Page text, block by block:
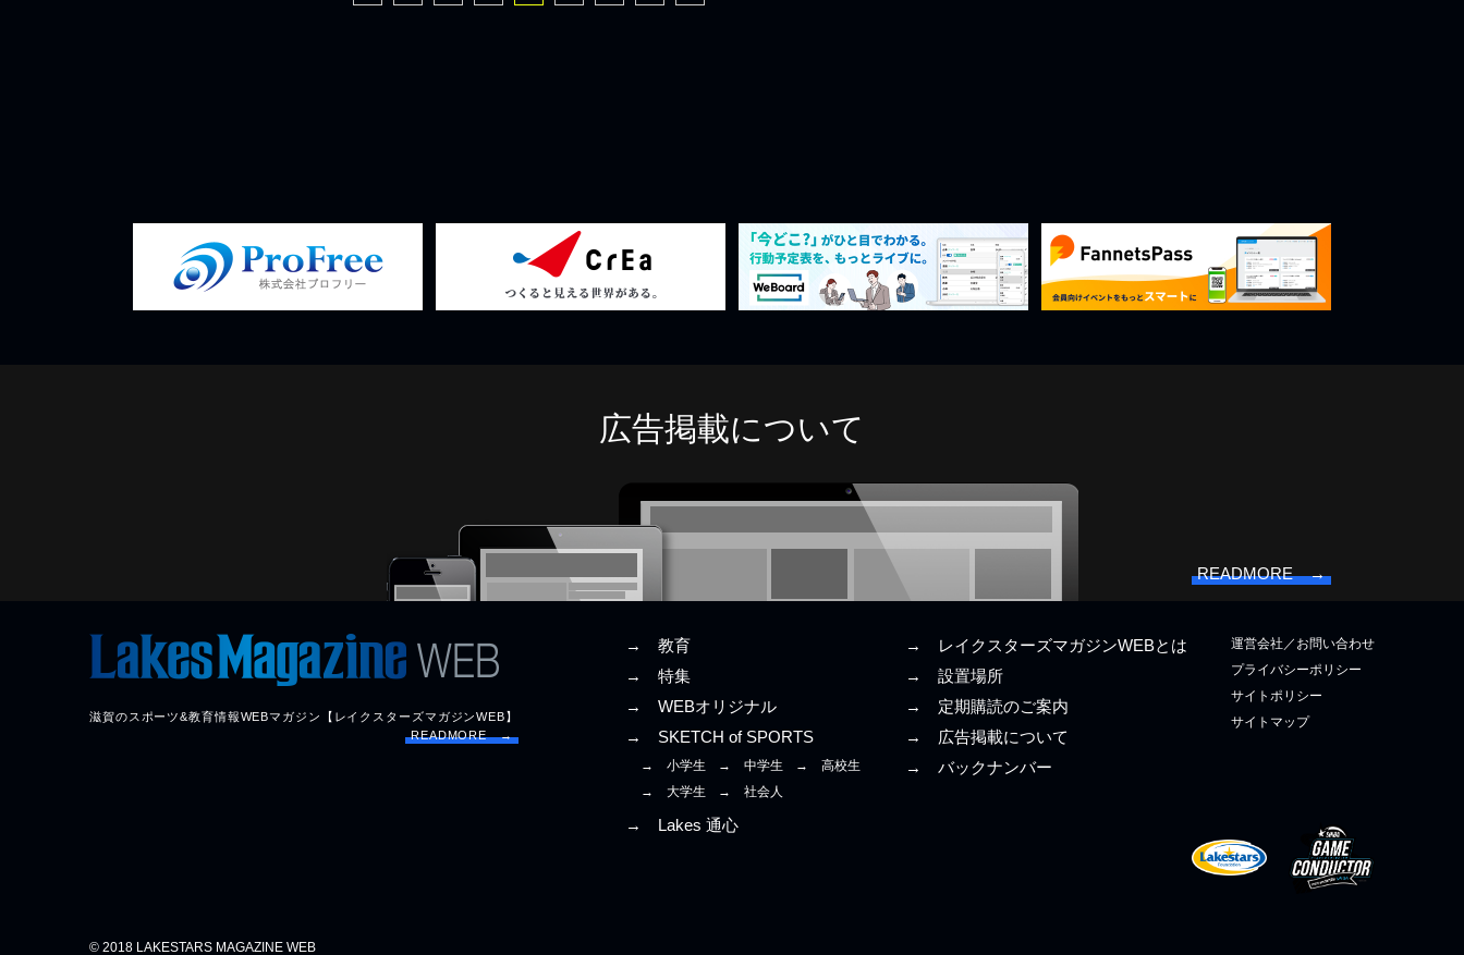
広告掲載について
READMORE →
滋賀のスポーツ&教育情報WEBマガジン【レイクスターズマガジンWEB】
READMORE →
→ 教育
→ 特集
→ WEBオリジナル
→ SKETCH of SPORTS
→ 小学生 → 中学生
→ 高校生
→ 大学生
→ 社会人
→ Lakes 通心
→ レイクスターズマガジンWEBとは
→ 設置場所
→ 定期購読のご案内
→ 広告掲載について
→ バックナンバー
運営会社／お問い合わせ
プライバシーポリシー
サイトポリシー
サイトマップ
© 2018 LAKESTARS MAGAZINE WEB